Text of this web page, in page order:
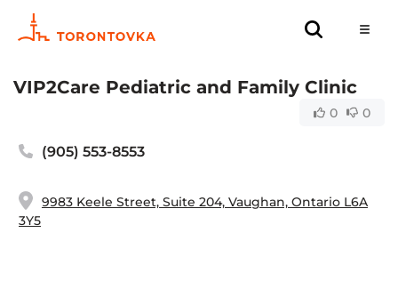
VIP2Care Pediatric and Family Clinic
0 0
(905) 553-8553
9983 Keele Street, Suite 204, Vaughan, Ontario L6A
3Y5